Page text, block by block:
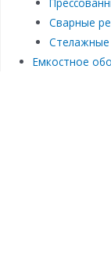
Сварные
Емкостное